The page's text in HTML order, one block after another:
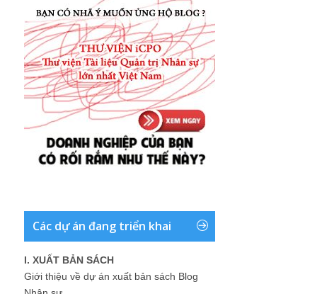
Các dự án đang triển khai
I. XUẤT BẢN SÁCH
Giới thiệu về dự án xuất bản sách Blog